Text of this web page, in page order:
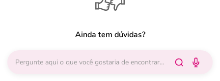
Ainda tem dúvidas?